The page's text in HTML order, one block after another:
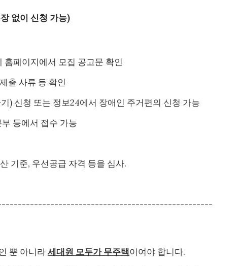
없이 신청 가능)
홈페이지에서 모집 공고문 확인
출 사류 등 확인
) 신청 또는 정보24에서 장애인 주거편의 신청 가능
등에서 접수 가능
기준, 우선공급 자격 등을 심사.
뿐 아니라세대원 모두가 무주택이여야 합니다.